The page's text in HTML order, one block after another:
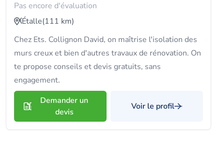
Pas encore d'évaluation
Étalle(111 km)
Chez Ets. Collignon David, on maîtrise l'isolation des
murs creux et bien d'autres travaux de rénovation. On
te propose conseils et devis gratuits, sans
engagement.
Demander un
devis
Voir le profil